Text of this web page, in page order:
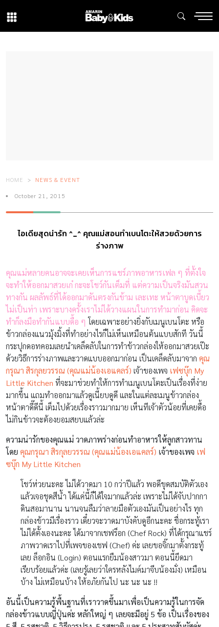
HOME NEWS & EVENT
October 21, 2015
ไอเดียสุดน่ารัก ^_^ คุณแม่สอนทำเบนโตะให้สวยด้วยการ
ร่างภาพ
คุณแม่หลายคนอาจจะเคยเห็นการแชร์ภาพอาหารเฟล ๆ ที่ตั้งใจ
จะทำให้ออกมาสวยเก๋ กะจะโชว์กันเต็มที่ แต่ความเป็นจริงมันสวน
ทางกัน ผลลัพธ์ที่ได้ออกมาดันตรงกันข้าม เละเทะ หน้าตาบูดเบี้ยว
ไม่เป็นท่า เพราะบางครั้งเราไม่ได้วางแผนในการทำมาก่อน คิดจะ
ทำก็ลงมือทำกันแบบดื้อ ๆ โดยเฉพาะอย่างยิ่งกับเมนูเบนโตะ หรือ
ข้าวกล่องแนวมุ้งมิ้งที่ทำอย่างไรก็ไม่เห็นเหมือนต้นแบบสักที วันนี้
กระปุกดอทคอมเลยนำเคล็ดลับในการทำข้าวกล่องให้ออกมาสวยเป๊ะ
ด้วยวิธีการร่างภาพและวาดแบบออกมาก่อน เป็นเคล็ดลับมาจาก คุณ
กรุณา สิรกุลยวรรณ (คุณแม่น้องเอแคลร์) เจ้าของเพจ เฟซบุ๊ก My
Little Kitchen ที่จะมาช่วยทำให้การทำเมนูเบนโตะเป็นเรื่องที่ง่าย
มากขึ้น แถมทำออกมาแล้วดูเนี้ยบดูดี และในแต่ละเมนูข้าวกล่อง
หน้าตาดี๊ดีนี้ เต็มไปด้วยเรื่องราวมากมาย เห็นทีเจ้าตัวน้อยที่เคยดื้อ
ไม่กินข้าวจะต้องยอมสยบแล้วล่ะ
ความน่ารักของคุณแม่ วาดภาพร่างก่อนทำอาหารให้ลูกสาวทาน
โดย คุณกรุณา สิรกุลยวรรณ (คุณแม่น้องเอแคลร์) เจ้าของเพจ เฟ
ซบุ๊ก My Little Kitchen
โชว์ห่วยนะคะ ไม่ได้วาดมา 10 กว่าปีแล้ว พอดีขุดสมบัติตัวเอง
แล้วเจอชุดสีน้ำ ได้แค่นี้ก็ได้ใจมากแล้วล่ะ เพราะไม่ได้จับปากกา
ดินสอมานาน นานจนลืมว่าลายมือตัวเองมันเป็นอย่างไร ทุก
กล่องข้าวมีเรื่องราว เดี๋ยวจะวาดมาบังคับดูอีกนะคะ ชื่อกระทู้เรา
ไม่ได้ตั้งเองนะคะ ได้มาจากเชฟร็อก (Chef Rock) ที่ได้กรุณาแชร์
ภาพวาดเราไปที่เพจของเชฟ (Chef) ค่ะ เลยขอจิ๊กมาตั้งกระทู้
เลย ล็อกอิน (Login) ตอนแรกยืมน้องสาวมา ตอนนี้ยึดมา
เรียบร้อยแล้วค่ะ (เลยรู้เลยว่าใครหลังไมค์มาจีบน้องมั่ง) เหมือน
บ้าง ไม่เหมือนบ้าง ให้อภัยกันไป นะ นะ นะ !!
อันนี้เป็นความรู้พื้นฐานที่เราวาดขึ้นมาเพื่อเป็นความรู้ในการจัด
กล่องข้าวแบบญี่ปุ่นค่ะ หลักใหญ่ ๆ เลยจะมีอยู่ 5 ข้อ เป็นเรื่องของ